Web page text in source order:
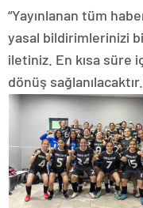
“Yayınlanan tüm
yasal bildirimlerinizi
iletiniz. En kısa süre
dönüş